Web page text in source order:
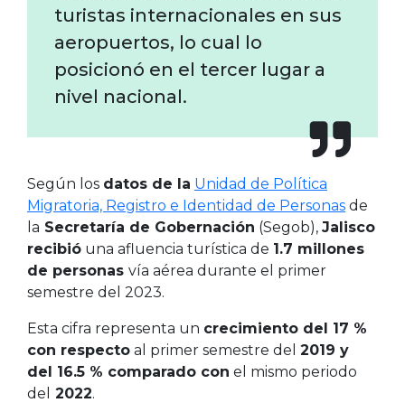
turistas internacionales en sus
aeropuertos, lo cual lo
posicionó en el tercer lugar a
nivel nacional.
Según los datos de la Unidad de Política
Migratoria, Registro e Identidad de Personas de
la Secretaría de Gobernación (Segob), Jalisco
recibió una afluencia turística de 1.7 millones
de personas vía aérea durante el primer
semestre del 2023.
Esta cifra representa un crecimiento del 17 %
con respecto al primer semestre del 2019 y
del 16.5 % comparado con el mismo periodo
del 2022.